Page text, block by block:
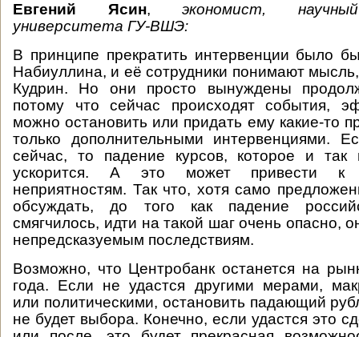
Евгений Ясин,экономист,
университета ГУ-ВШЭ:
В принципе прекратить интервенции было
Набиуллина, и её сотрудники понимают
Кудрин. Но они просто вынуждены
потому что сейчас происходят события,
можно остановить или придать ему какие-то
только дополнительными интервенциями.
сейчас, то падение курсов, которое и так
ускорится. А это может привести к
неприятностям. Так что, хотя само
обсуждать, до того как падение
смягчилось, идти на такой шаг очень опасно,
непредсказуемым последствиям.
Возможно, что Центробанк останется на
года. Если не удастся другими мерами,
или политическими, остановить падающий
не будет выбора. Конечно, если удастся это